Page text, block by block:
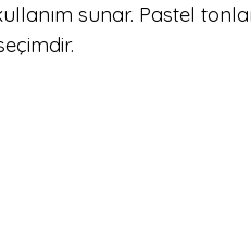
sunar. Pastel